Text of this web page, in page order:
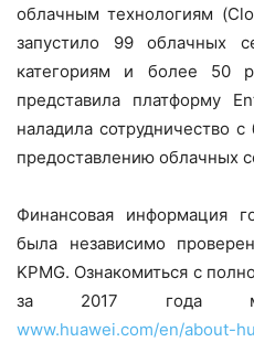
облачным технологиям
запустило 99 облачных
категориям и более 50
представила платформу
наладила сотрудничество
предоставлению облачных
Финансовая информация
была независимо
KPMG. Ознакомиться с
за 2017 года
www.huawei.com/en/about-